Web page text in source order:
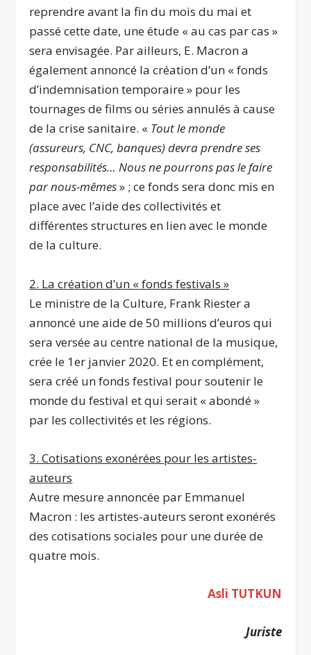
reprendre avant la fin du mois du mai et
passé cette date, une étude « au cas par cas »
sera envisagée. Par ailleurs, E. Macron a
également annoncé la création d’un « fonds
d’indemnisation temporaire » pour les
tournages de films ou séries annulés à cause
de la crise sanitaire. « Tout le monde
(assureurs, CNC, banques) devra prendre ses
responsabilités… Nous ne pourrons pas le faire
par nous-mêmes» ; ce fonds sera donc mis en
place avec l’aide des collectivités et
différentes structures en lien avec le monde
de la culture.
2. La création d’un « fonds festivals »
Le ministre de la Culture, Frank Riester a
annoncé une aide de 50 millions d’euros qui
sera versée au centre national de la musique,
crée le 1er janvier 2020. Et en complément,
sera créé un fonds festival pour soutenir le
monde du festival et qui serait « abondé »
par les collectivités et les régions.
3. Cotisations exonérées pour les artistes-
auteurs
Autre mesure annoncée par Emmanuel
Macron : les artistes-auteurs seront exonérés
des cotisations sociales pour une durée de
quatre mois.
Asli TUTKUN
Juriste